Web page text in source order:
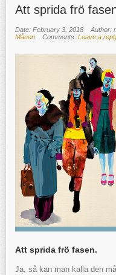
Att sprida frö
Date: February 3, 2018 Author:
Månen
Comments: Leave a
Att sprida frö fasen.
Ja, så kan man kalla den